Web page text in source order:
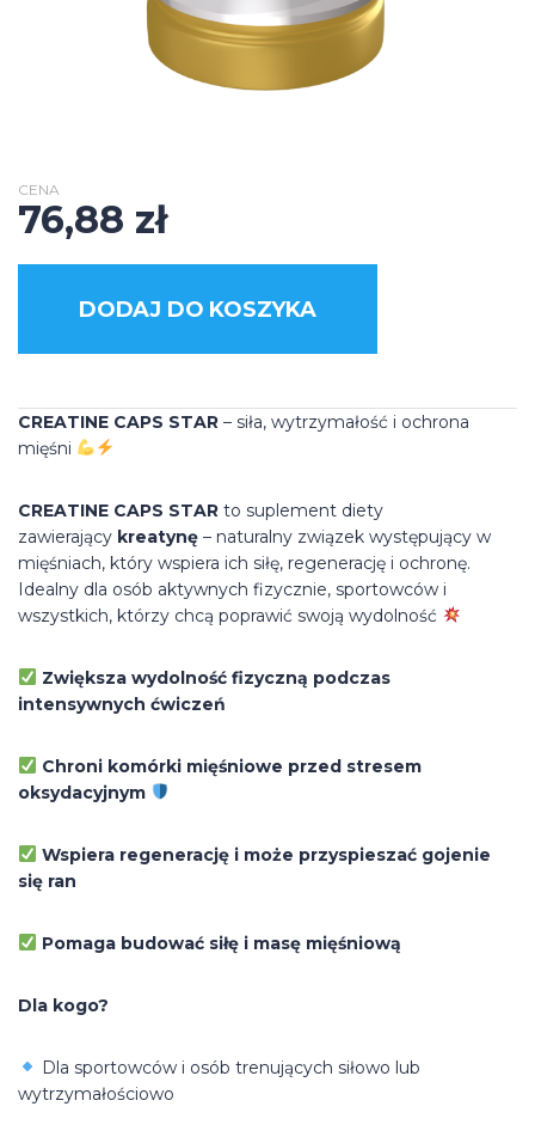
CENA
76,88 zł
DODAJ DO KOSZYKA
CREATINE CAPS STAR – siła, wytrzymałość i ochrona
mięśni
CREATINE CAPS STAR to suplement diety
zawierający kreatynę – naturalny związek występujący w
mięśniach, który wspiera ich siłę, regenerację i ochronę.
Idealny dla osób aktywnych fizycznie, sportowców i
wszystkich, którzy chcą poprawić swoją wydolność
Zwiększa wydolność fizyczną podczas
intensywnych ćwiczeń
Chroni komórki mięśniowe przed stresem
oksydacyjnym
Wspiera regenerację i może przyspieszać gojenie
się ran
Pomaga budować siłę i masę mięśniową
Dla kogo?
Dla sportowców i osób trenujących siłowo lub
wytrzymałościowo